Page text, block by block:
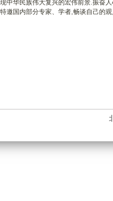
中华民族伟大复兴的宏伟前景.振奋
邀国内部分专家、学者,畅谈自己的